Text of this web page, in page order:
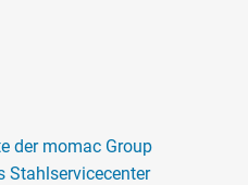
der momac Group
Stahlservicecenter